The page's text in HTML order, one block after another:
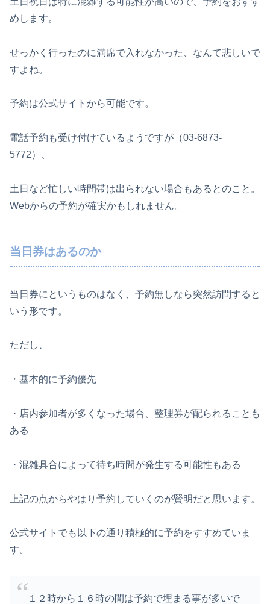
めします。
せっかく行ったのに満席で入れなかった、なんて悲しいで
すよね。
予約は公式サイトから可能です。
電話予約も受け付けているようですが（03-6873-
5772）、
土日など忙しい時間帯は出られない場合もあるとのこと。
Webからの予約が確実かもしれません。
当日券はあるのか
当日券にというものはなく、予約無しなら突然訪問すると
いう形です。
ただし、
・基本的に予約優先
・店内参加者が多くなった場合、整理券が配られることも
ある
・混雑具合によって待ち時間が発生する可能性もある
上記の点からやはり予約していくのが賢明だと思います。
公式サイトでも以下の通り積極的に予約をすすめていま
す。
１２時から１６時の間は予約で埋まる事が多いで